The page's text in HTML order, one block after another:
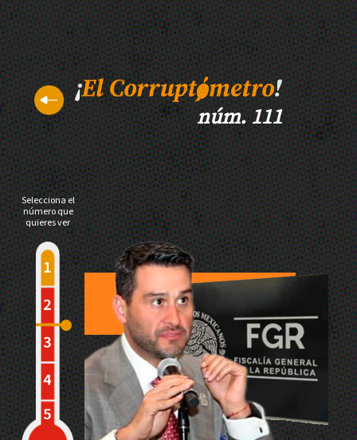
núm. 111
Selecciona el
número que
quieres ver